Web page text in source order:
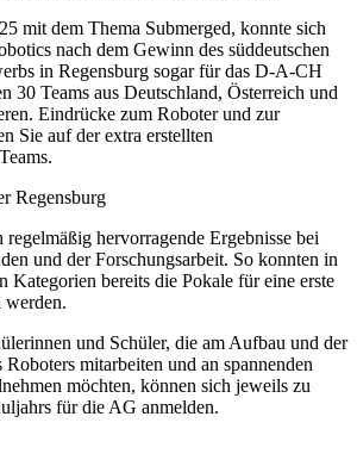
mit dem Thema Submerged, konnte sich
nach dem Gewinn des süddeutschen
in Regensburg sogar für das D-A-CH
30 Teams aus Deutschland, Österreich und
Eindrücke zum Roboter und zur
Sie auf der extra erstellten
regelmäßig hervorragende Ergebnisse bei
und der Forschungsarbeit. So konnten in
Kategorien bereits die Pokale für eine erste
werden.
und Schüler, die am Aufbau und der
mitarbeiten und an spannenden
möchten, können sich jeweils zu
für die AG anmelden.